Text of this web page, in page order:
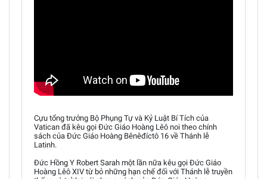
Cựu tổng trưởng Bộ Phụng Tự và Kỷ Luật Bí Tích của
Vatican đã kêu gọi Đức Giáo Hoàng Lêô noi theo chính
sách của Đức Giáo Hoàng Bênêđíctô 16 về Thánh lễ
Latinh.
Đức Hồng Y Robert Sarah một lần nữa kêu gọi Đức Giáo
Hoàng Lêô XIV từ bỏ những hạn chế đối với Thánh lễ truyền